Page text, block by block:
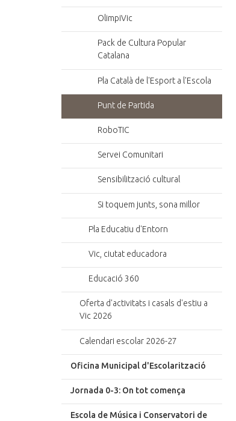
OlimpiVic
Pack de Cultura Popular
Catalana
Pla Català de l'Esport a l'Escola
Punt de Partida
RoboTIC
Servei Comunitari
Sensibilització cultural
Si toquem junts, sona millor
Pla Educatiu d'Entorn
Vic, ciutat educadora
Educació 360
Oferta d'activitats i casals d'estiu a
Vic 2026
Calendari escolar 2026-27
Oficina Municipal d'Escolarització
Jornada 0-3: On tot comença
Escola de Música i Conservatori de